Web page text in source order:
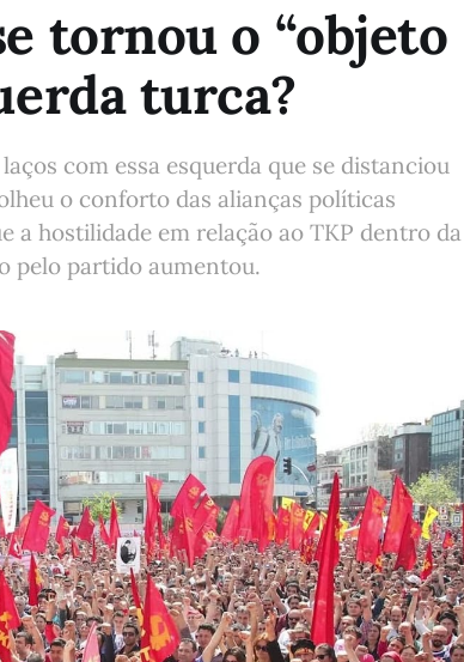
tornou o “objeto
turca?
com essa esquerda que se distanciou
o conforto das alianças políticas
a hostilidade em relação ao TKP dentro da
pelo partido aumentou.